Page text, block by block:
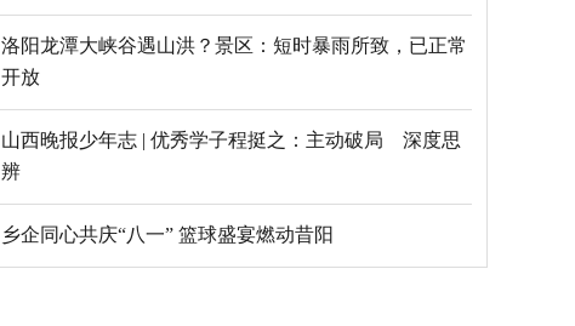
洛阳龙潭大峡谷遇山洪？景区：短时暴雨所致，已正常
开放
山西晚报少年志 | 优秀学子程挺之：主动破局 深度思
辨
乡企同心共庆“八一” 篮球盛宴燃动昔阳